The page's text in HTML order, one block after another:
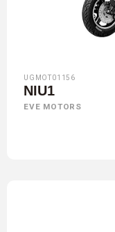
UGMOT01156
NIU1
EVE MOTORS